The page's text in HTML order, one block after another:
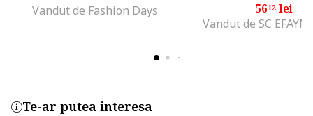
Vandut de Fashion Days
5612 lei
Vandut de SC
Te-ar putea interesa